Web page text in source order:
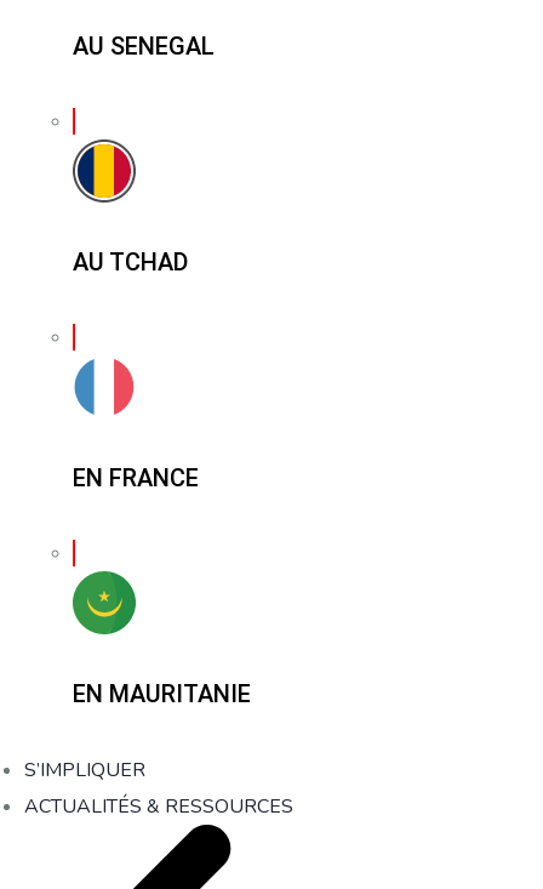
AU SENEGAL
AU TCHAD
EN FRANCE
EN MAURITANIE
S’IMPLIQUER
ACTUALITÉS & RESSOURCES